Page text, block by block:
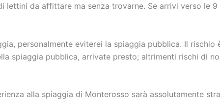
lettini da affittare ma senza trovarne. Se arrivi verso le
personalmente eviterei la spiaggia pubblica. Il
spiaggia pubblica, arrivate presto; altrimenti rischi di
alla spiaggia di Monterosso sarà assolutamente